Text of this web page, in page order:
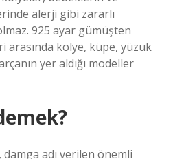
alerji gibi zararlı
925 ayar gümüşten
arasında kolye, küpe, yüzük
yer aldığı modeller
adı verilen önemli